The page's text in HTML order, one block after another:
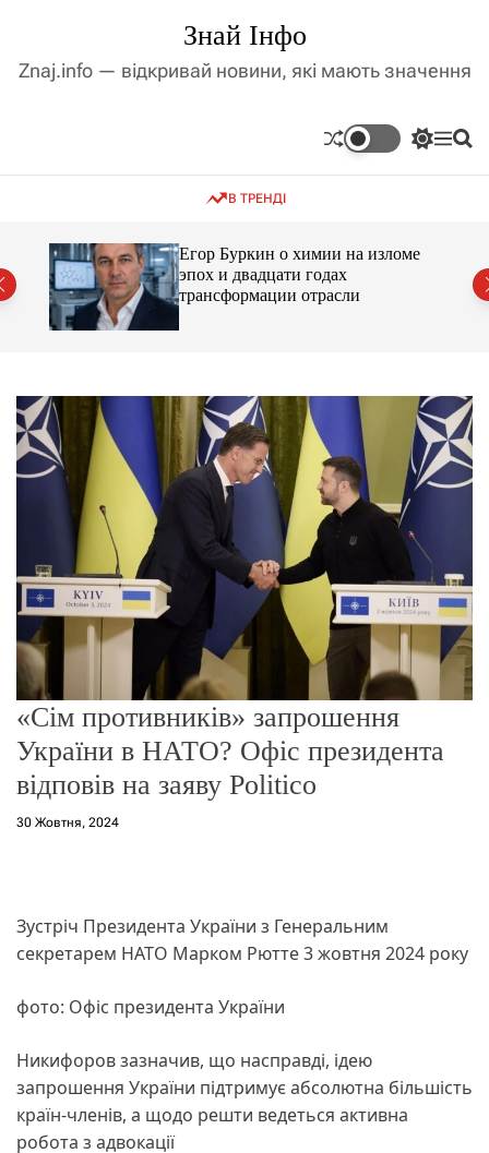
д
і
с
Знай Інфо
Znaj.info — відкривай новини, які мають значення
П
к
р
м
у
М П
В ТРЕНДІ
Егор Буркин о химии на изломе
эпох и двадцати годах
трансформации отрасли
«Сім противників» запрошення
України в НАТО? Офіс президента
відповів на заяву Politico
30 Жовтня, 2024
Зустріч Президента України з Генеральним
секретарем НАТО Марком Рютте 3 жовтня 2024 року
фото: Офіс президента України
Никифоров зазначив, що насправді, ідею
запрошення України підтримує абсолютна більшість
країн-членів, а щодо решти ведеться активна
робота з адвокації